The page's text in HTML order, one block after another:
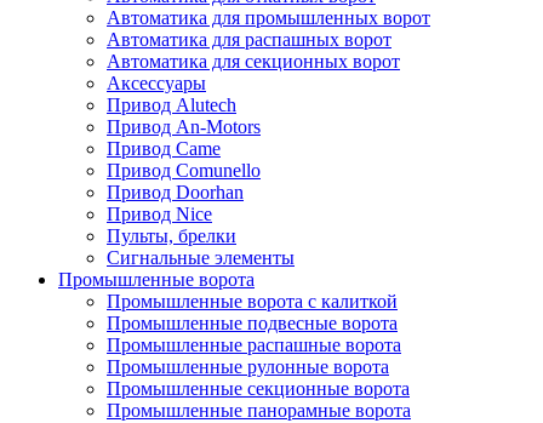
Автоматика для промышленных ворот
Автоматика для распашных ворот
Автоматика для секционных ворот
Аксессуары
Привод Alutech
Привод An-Motors
Привод Came
Привод Comunello
Привод Doorhan
Привод Nice
Пульты, брелки
Сигнальные элементы
Промышленные ворота
Промышленные ворота с калиткой
Промышленные подвесные ворота
Промышленные распашные ворота
Промышленные рулонные ворота
Промышленные секционные ворота
Промышленные панорамные ворота